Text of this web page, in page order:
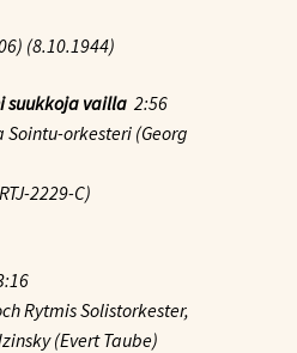
(8.10.1944)
suukkoja vailla2:56
Sointu-orkesteri (Georg
2229-C)
Rytmis Solistorkester,
(Evert Taube)